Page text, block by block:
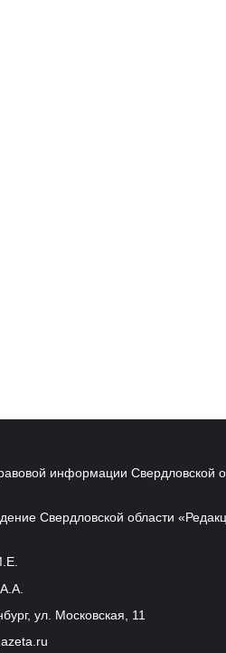
информации Свердловской
Свердловской области
ул. Московская, 11